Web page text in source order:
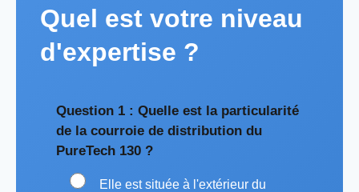
Quel est votre niveau
d'expertise ?
Question 1 : Quelle est la particularité
de la courroie de distribution du
PureTech 130 ?
Elle est située à l'extérieur du